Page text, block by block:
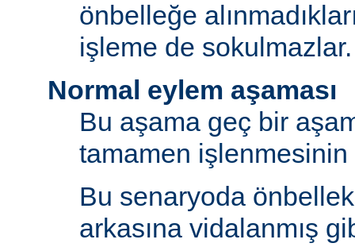
önbelleğe
işleme de sokulmazlar.
Normal eylem aşaması
Bu aşama geç bir
tamamen işlenmesinin
Bu senaryoda
arkasına vidalanmış